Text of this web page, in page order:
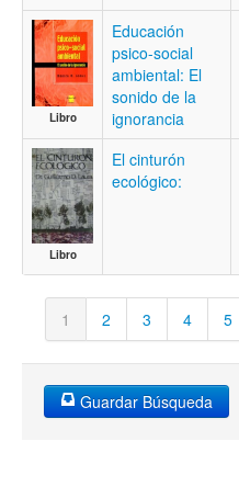
Libro
Educación
psico-social
ambiental: El
sonido de la
ignorancia
Libro
El cinturón
ecológico:
1 2 3 4 5
Guardar Búsqueda